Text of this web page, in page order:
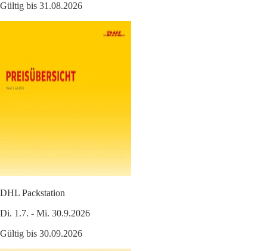
Gültig bis 31.08.2026
DHL Packstation
Di. 1.7. - Mi. 30.9.2026
Gültig bis 30.09.2026